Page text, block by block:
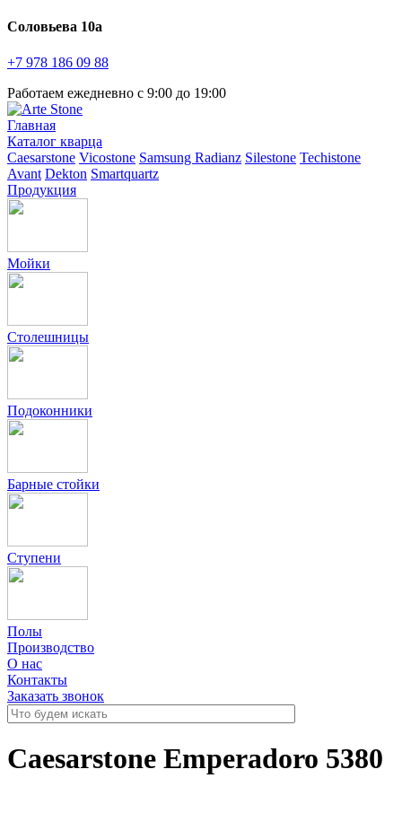
Соловьева 10а
+7 978 186 09 88
Работаем ежедневно с 9:00 до 19:00
Главная
Каталог кварца
Caesarstone Vicostone Samsung Radianz Silestone Techistone
Avant Dekton Smartquartz
Продукция
Мойки
Столешницы
Подоконники
Барные стойки
Ступени
Полы
Производство
О нас
Контакты
Заказать звонок
Caesarstone Emperadoro 5380